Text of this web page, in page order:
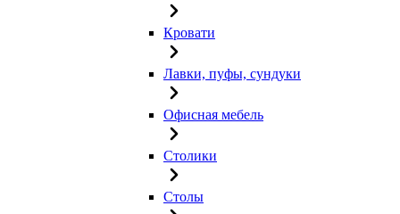
Кровати
Лавки, пуфы, сундуки
Офисная мебель
Столики
Столы